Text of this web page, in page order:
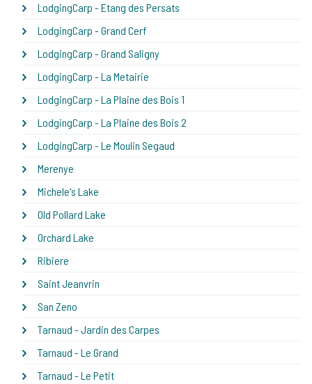
LodgingCarp - Etang des Persats
LodgingCarp - Grand Cerf
LodgingCarp - Grand Saligny
LodgingCarp - La Metairie
LodgingCarp - La Plaine des Bois 1
LodgingCarp - La Plaine des Bois 2
LodgingCarp - Le Moulin Segaud
Merenye
Michele's Lake
Old Pollard Lake
Orchard Lake
Ribiere
Saint Jeanvrin
San Zeno
Tarnaud - Jardin des Carpes
Tarnaud - Le Grand
Tarnaud - Le Petit